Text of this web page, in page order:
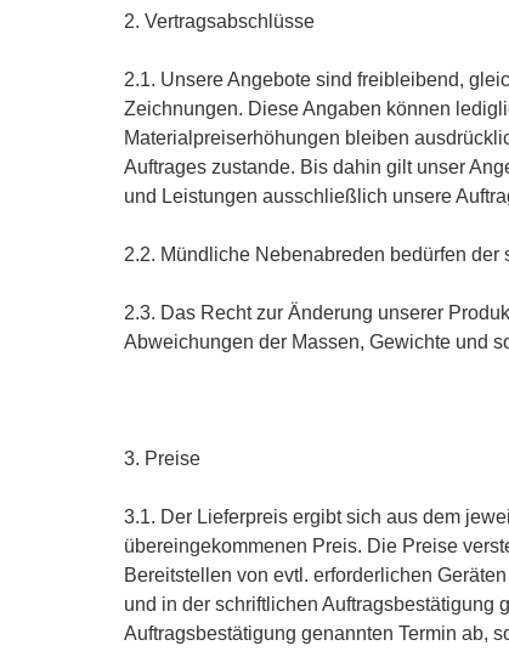
2. Vertragsabschlüsse
2.1. Unsere Angebote sind freibleibend,
Zeichnungen. Diese Angaben können
Materialpreiserhöhungen bleiben
Auftrages zustande. Bis dahin gilt unser
und Leistungen ausschließlich unsere
2.2. Mündliche Nebenabreden bedürfen der
2.3. Das Recht zur Änderung unserer
Abweichungen der Massen, Gewichte und
3. Preise
3.1. Der Lieferpreis ergibt sich aus dem
übereingekommenen Preis. Die Preise
Bereitstellen von evtl. erforderlichen
und in der schriftlichen Auftragsbestätigung
Auftragsbestätigung genannten Termin ab,